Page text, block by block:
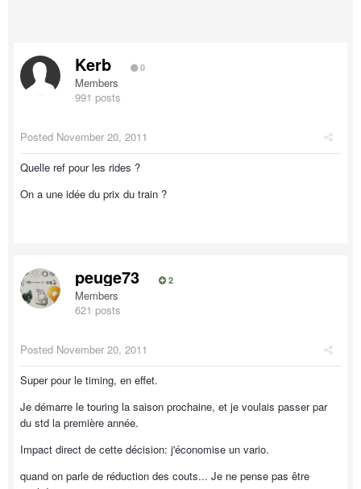
Kerb 0
Members
991 posts
Posted November 20, 2011
Quelle ref pour les rides ?
On a une idée du prix du train ?
peuge73 2
Members
621 posts
Posted November 20, 2011
Super pour le timing, en effet.
Je démarre le touring la saison prochaine, et je voulais passer par
du std la première année.
Impact direct de cette décision: j'économise un vario.
quand on parle de réduction des couts... Je ne pense pas être